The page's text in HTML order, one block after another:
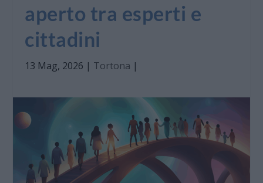
aperto tra esperti e
cittadini
13 Mag, 2026 | Tortona |